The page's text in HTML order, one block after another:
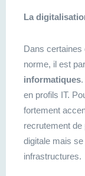
La
Dans certaines
norme, il est
informatiques
en profils IT.
fortement
recrutement de
digitale mais se
infrastructures.